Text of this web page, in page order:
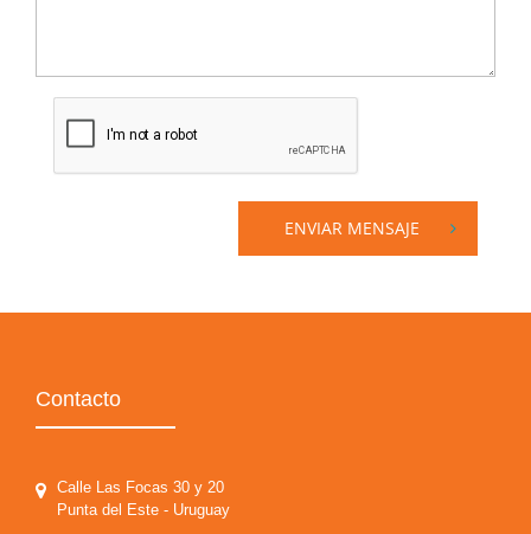
ENVIAR MENSAJE
Contacto
Calle Las Focas 30 y 20
Punta del Este - Uruguay